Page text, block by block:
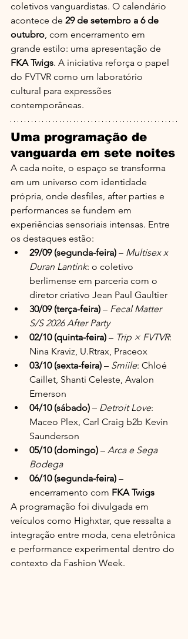
coletivos vanguardistas. O calendário
acontece de 29 de setembro a 6 de
outubro, com encerramento em
grande estilo: uma apresentação de
FKA Twigs. A iniciativa reforça o papel
do FVTVR como um laboratório
cultural para expressões
contemporâneas.
Uma programação de
vanguarda em sete noites
A cada noite, o espaço se transforma
em um universo com identidade
própria, onde desfiles, after parties e
performances se fundem em
experiências sensoriais intensas. Entre
os destaques estão:
29/09 (segunda-feira) – Multisex x
Duran Lantink: o coletivo
berlimense em parceria com o
diretor criativo Jean Paul Gaultier
30/09 (terça-feira) – Fecal Matter
S/S 2026 After Party
02/10 (quinta-feira) – Trip × FVTVR:
Nina Kraviz, U.Rtrax, Praceox
03/10 (sexta-feira) – Smiile: Chloé
Caillet, Shanti Celeste, Avalon
Emerson
04/10 (sábado) – Detroit Love:
Maceo Plex, Carl Craig b2b Kevin
Saunderson
05/10 (domingo) – Arca e Sega
Bodega
06/10 (segunda-feira) –
encerramento com FKA Twigs
A programação foi divulgada em
veículos como Highxtar, que ressalta a
integração entre moda, cena eletrônica
e performance experimental dentro do
contexto da Fashion Week.